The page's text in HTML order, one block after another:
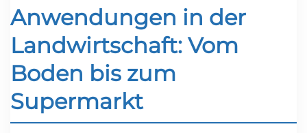
Anwendungen in der
Landwirtschaft: Vom
Boden bis zum
Supermarkt